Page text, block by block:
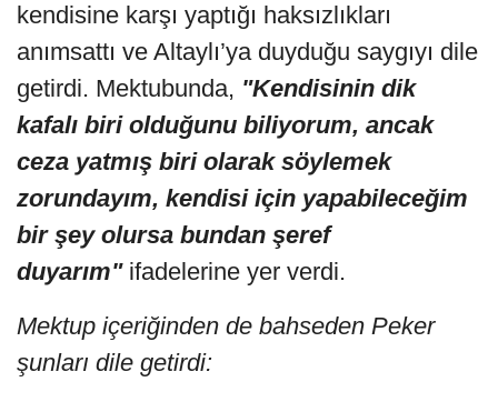
kendisine karşı yaptığı haksızlıkları
anımsattı ve Altaylı’ya duyduğu saygıyı dile
getirdi. Mektubunda, "Kendisinin dik
kafalı biri olduğunu biliyorum, ancak
ceza yatmış biri olarak söylemek
zorundayım, kendisi için yapabileceğim
bir şey olursa bundan şeref
duyarım"ifadelerine yer verdi.
Mektup içeriğinden de bahseden Peker
şunları dile getirdi: